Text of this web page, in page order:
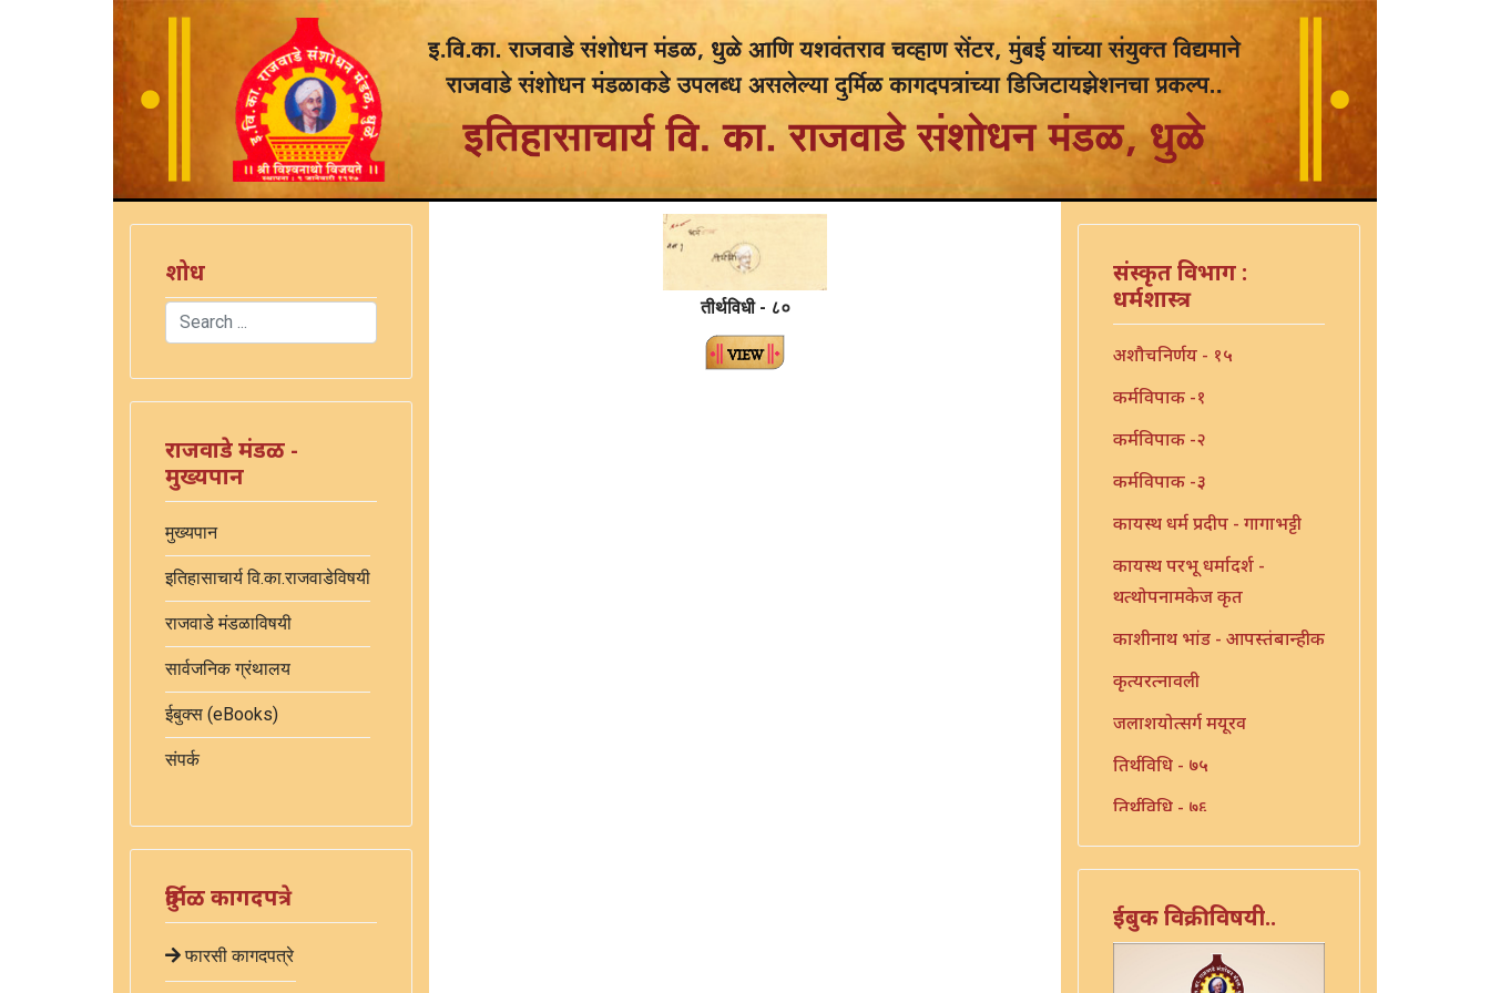
शोध
Search
राजवाडे मंडळ -
मुख्यपान
मुख्यपान
इतिहासाचार्य वि.का.राजवाडेविषयी
राजवाडे मंडळाविषयी
सार्वजनिक ग्रंथालय
ईबुक्स (eBooks)
संपर्क
दुर्मिळ कागदपत्रे
फारसी कागदपत्रे
तीर्थविधी - ८०
संस्कृत विभाग :
धर्मशास्त्र
अशौचनिर्णय - १५
कर्मविपाक -१
कर्मविपाक -२
कर्मविपाक -३
कायस्थ धर्म प्रदीप - गागाभट्टी
कायस्थ परभू धर्मादर्श -
थत्थोपनामकेज कृत
काशीनाथ भांड - आपस्तंबान्हीक
कृत्यरत्नावली
जलाशयोत्सर्ग मयूरव
तिर्थविधि - ७५
तिर्थविधि - ७६
त्रिंशत श्लोकी
नारायण - धर्मप्रवृत्ती
नारायण भट्ट प्रयोग रत्न - ३७९१
ईबुक विक्रीविषयी..